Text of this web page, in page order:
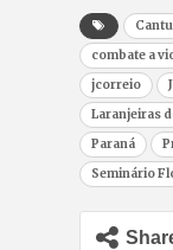
Cantu
combate a
jcorreio
Laranjeiras
Paraná
Seminário